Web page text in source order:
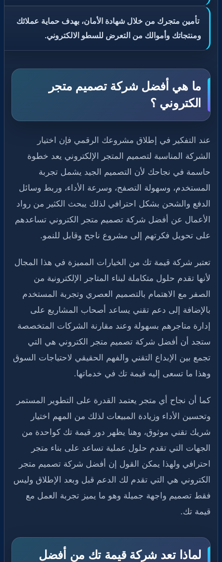
تأمين متجرك من خلال شهادة الأمان، بهدف حماية عملائك
ومنتجاتك وأموالك من التعرض للسطو الالكتروني.
ما هي أفضل شركة تصميم متجر
الكتروني ؟
عند التفكير في إطلاق مشروعك الرقمي فإن اختيار
الشركة المناسبة لتصميم المتجر الإلكتروني يعد خطوة
حاسمة في نجاحك لأن التصميم الجيد يشمل تجربة
المستخدم، وسهولة التصفح، وسرعة الأداء، وربط وسائل
الدفع والشحن بشكل احترافي لذلك يبحث الكثير من رواد
الأعمال عن أفضل شركة تصميم متجر الكتروني تساعدهم
على تحويل فكرتهم إلى مشروع ناجح وقابل للنمو.
تعتبر شركة قيمة تك من الخيارات المميزة في هذا المجال
لأنها تقدم حلول متكاملة لبناء المتاجر الإلكترونية من
الصفر مع الاهتمام بالتصميم العصري وتجربة المستخدم
بالإضافة إلى دعم تقني يساعد أصحاب المشاريع على
إدارة متاجرهم بسهولة وعند مقارنة الشركات المتخصصة
ستجد أن أفضل شركة تصميم متجر الكتروني هي التي
تجمع بين الإبداع التقني والفهم الحقيقي لاحتياجات السوق
وهذا ما تسعى إليه قيمة تك في خدماتها.
كما أن نجاح أي متجر يعتمد القدرة على التطوير المستمر
وتحسين الأداء وزيادة المبيعات لذلك من المهم اختيار
شريك تقني موثوق، وهنا يظهر دور قيمة تك كواحدة من
الجهات التي تقدم حلول عملية تساعد على بناء متجر
احترافي ولهذا يمكن القول إن أفضل شركة تصميم متجر
الكتروني هي التي تقدم لك الدعم قبل وبعد الإطلاق وليس
فقط تصميم واجهة جميلة وهو ما يميز تجربة العمل مع
قيمة تك.
لماذا تعد شركة قيمة تك من أفضل